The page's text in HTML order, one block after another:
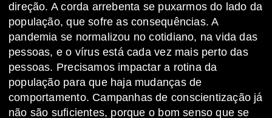
direção. A corda arrebenta se puxarmos do lado da
população, que sofre as consequências. A
pandemia se normalizou no cotidiano, na vida das
pessoas, e o vírus está cada vez mais perto das
pessoas. Precisamos impactar a rotina da
população para que haja mudanças de
comportamento. Campanhas de conscientização já
não são suficientes, porque o bom senso que se